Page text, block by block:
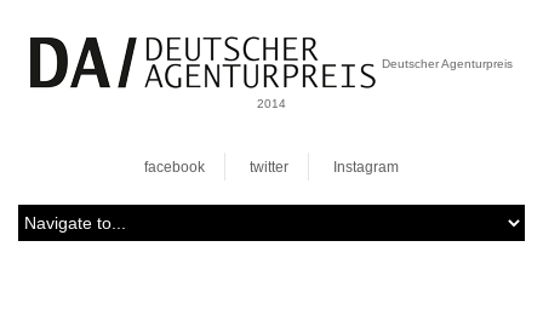
Deutscher Agenturpreis
2014
facebook twitter Instagram